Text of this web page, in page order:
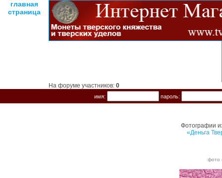
главная
страница
На форуме участников: 0
имя: пароль:
Фотографии
«Деньга
фото